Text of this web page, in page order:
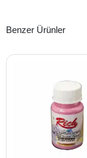
Benzer Ürünler